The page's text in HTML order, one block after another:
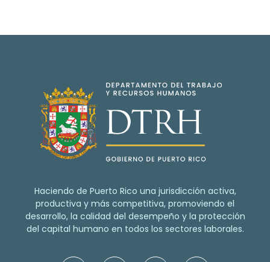
Haciendo de Puerto Rico una jurisdicción activa,
productiva y más competitiva, promoviendo el
desarrollo, la calidad del desempeño y la protección
del capital humano en todos los sectores laborales.